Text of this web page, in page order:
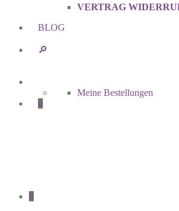
VERTRAG
BLOG
🔎︎
Meine Bestellungen
0
0